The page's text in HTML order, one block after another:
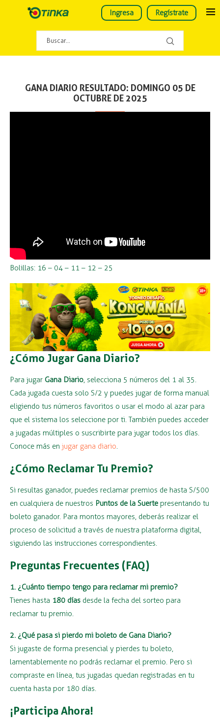
Ingresa Regístrate
GANA DIARIO RESULTADO: DOMINGO 05 DE
OCTUBRE DE 2025
Bolillas: 16 – 04 – 11 – 12 – 25
¿Cómo Jugar Gana Diario?
Para jugar Gana Diario, selecciona 5 números del 1 al 35.
Cada jugada cuesta solo S/2 y puedes jugar de forma manual
eligiendo tus números favoritos o usar el modo al azar para
que el sistema los seleccione por ti. También puedes acceder
a jugadas múltiples o suscribirte para jugar todos los días.
Conoce más en jugar gana diario.
¿Cómo Reclamar Tu Premio?
Si resultas ganador, puedes reclamar premios de hasta S/500
en cualquiera de nuestros Puntos de la Suerte presentando tu
boleto ganador. Para montos mayores, deberás realizar el
proceso de solicitud a través de nuestra plataforma digital,
siguiendo las instrucciones correspondientes.
Preguntas Frecuentes (FAQ)
1. ¿Cuánto tiempo tengo para reclamar mi premio?
Tienes hasta 180 días desde la fecha del sorteo para
reclamar tu premio.
2. ¿Qué pasa si pierdo mi boleto de Gana Diario?
Si jugaste de forma presencial y pierdes tu boleto,
lamentablemente no podrás reclamar el premio. Pero si
compraste en línea, tus jugadas quedan registradas en tu
cuenta hasta por 180 días.
¡Participa Ahora!